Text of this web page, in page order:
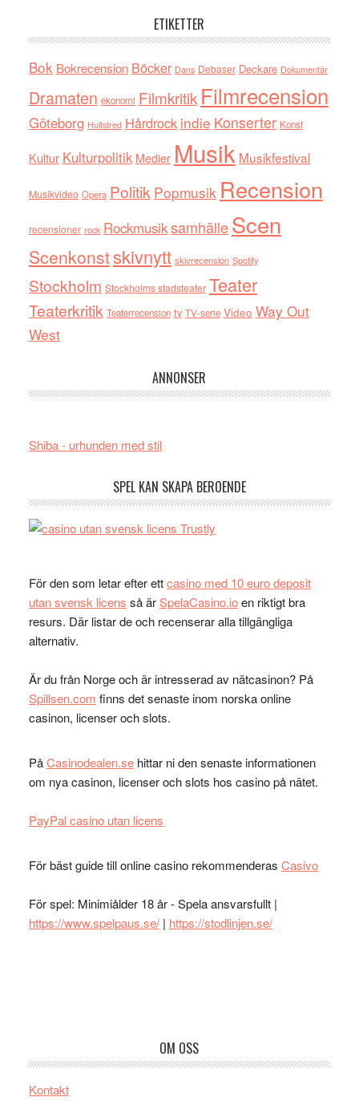
ETIKETTER
Bok Bokrecension Böcker Dans Debaser Deckare Dokumentär
Dramaten ekonomi Filmkritik Filmrecension
Göteborg Hultsfred Hårdrock indie Konserter Konst
Kultur Kulturpolitik Medier Musik Musikfestival
Musikvideo Opera Politik Popmusik Recension
recensioner rock RockmusiksamhälleScen
Scenkonstskivnytt skivrecension Spotify
Stockholm Stockholms stadsteater Teater
Teaterkritik Teaterrecension tv TV-serie Video Way Out
West
ANNONSER
Shiba - urhunden med stil
SPEL KAN SKAPA BEROENDE
För den som letar efter ettcasino med 10 euro deposit
utan svensk licens så ärSpelaCasino.ioen riktigt bra
resurs. Där listar de och recenserar alla tillgängliga
alternativ.
Är du från Norge och är intresserad av nätcasinon? På
Spillsen.com finns det senaste inom norska online
casinon, licenser och slots.
PåCasinodealen.sehittar ni den senaste informationen
om nya casinon, licenser och slots hos casino på nätet.
PayPal casino utan licens
För bäst guide till online casino rekommenderas Casivo
För spel: Minimiålder 18 år - Spela ansvarsfullt |
https://www.spelpaus.se/| https://stodlinjen.se/
OM OSS
Kontakt